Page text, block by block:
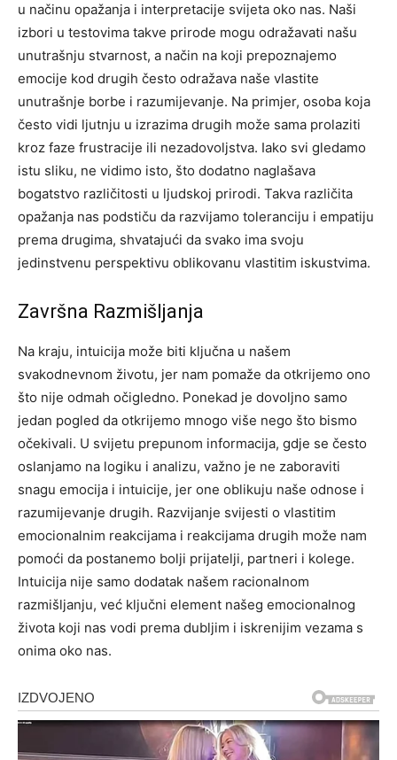
u načinu opažanja i interpretacije svijeta oko nas. Naši
izbori u testovima takve prirode mogu odražavati našu
unutrašnju stvarnost, a način na koji prepoznajemo
emocije kod drugih često odražava naše vlastite
unutrašnje borbe i razumijevanje. Na primjer, osoba koja
često vidi ljutnju u izrazima drugih može sama prolaziti
kroz faze frustracije ili nezadovoljstva. Iako svi gledamo
istu sliku, ne vidimo isto, što dodatno naglašava
bogatstvo različitosti u ljudskoj prirodi. Takva različita
opažanja nas podstiču da razvijamo toleranciju i empatiju
prema drugima, shvatajući da svako ima svoju
jedinstvenu perspektivu oblikovanu vlastitim iskustvima.
Završna Razmišljanja
Na kraju, intuicija može biti ključna u našem
svakodnevnom životu, jer nam pomaže da otkrijemo ono
što nije odmah očigledno. Ponekad je dovoljno samo
jedan pogled da otkrijemo mnogo više nego što bismo
očekivali. U svijetu prepunom informacija, gdje se često
oslanjamo na logiku i analizu, važno je ne zaboraviti
snagu emocija i intuicije, jer one oblikuju naše odnose i
razumijevanje drugih. Razvijanje svijesti o vlastitim
emocionalnim reakcijama i reakcijama drugih može nam
pomoći da postanemo bolji prijatelji, partneri i kolege.
Intuicija nije samo dodatak našem racionalnom
razmišljanju, već ključni element našeg emocionalnog
života koji nas vodi prema dubljim i iskrenijim vezama s
onima oko nas.